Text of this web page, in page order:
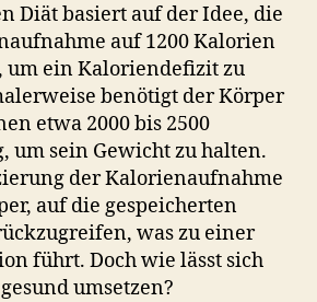
Diät basiert auf der Idee, die
auf 1200 Kalorien
um ein Kaloriendefizit zu
benötigt der Körper
etwa 2000 bis 2500
um sein Gewicht zu halten.
der Kalorienaufnahme
auf die gespeicherten
was zu einer
führt. Doch wie lässt sich
umsetzen?